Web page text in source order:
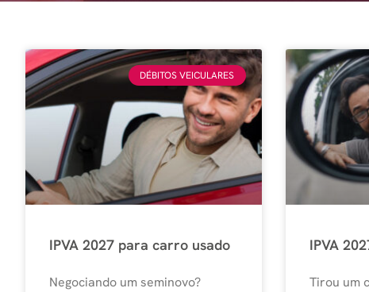
DÉBITOS VEICULARES
IPVA 2027 para carro usado
Negociando um seminovo?
IPVA
Tirou um